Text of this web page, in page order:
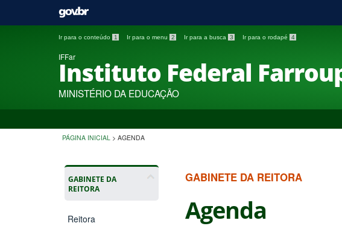
Ir para o conteúdo 1 Ir para o menu 2 Ir para a busca 3 Ir para o rodapé 4
IFFar
Instituto Federal
MINISTÉRIO DA EDUCAÇÃO
PÁGINA INICIAL > AGENDA
GABINETE DA
REITORA
Reitora
GABINETE DA REITORA
Agenda